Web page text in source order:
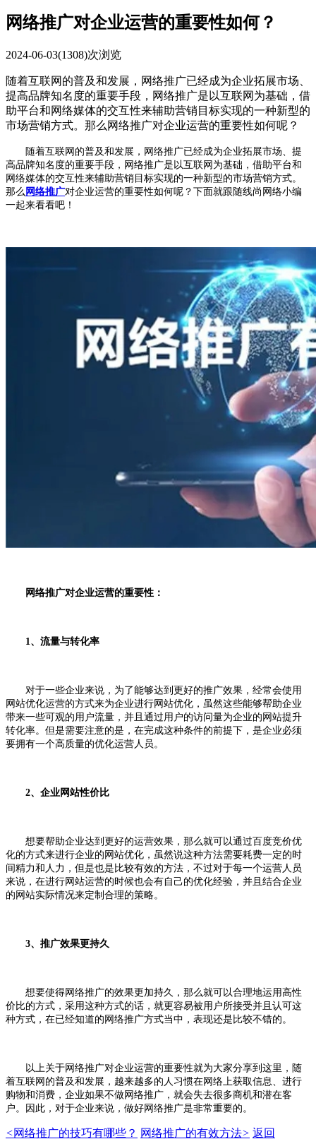
网络推广对企业运营的重要性如何？
2024-06-03(1308)次浏览
随着互联网的普及和发展，网络推广已经成为企业拓展市场、
提高品牌知名度的重要手段，网络推广是以互联网为基础，借
助平台和网络媒体的交互性来辅助营销目标实现的一种新型的
市场营销方式。那么网络推广对企业运营的重要性如何呢？
随着互联网的普及和发展，网络推广已经成为企业拓展市场、提
高品牌知名度的重要手段，网络推广是以互联网为基础，借助平台和
网络媒体的交互性来辅助营销目标实现的一种新型的市场营销方式。
那么 网络推广对企业运营的重要性如何呢？下面就跟随线尚网络小编
一起来看看吧！
网络推广对企业运营的重要性：
1、流量与转化率
对于一些企业来说，为了能够达到更好的推广效果，经常会使用
网站优化运营的方式来为企业进行网站优化，虽然这些能够帮助企业
带来一些可观的用户流量，并且通过用户的访问量为企业的网站提升
转化率。但是需要注意的是，在完成这种条件的前提下，是企业必须
要拥有一个高质量的优化运营人员。
2、企业网站性价比
想要帮助企业达到更好的运营效果，那么就可以通过百度竞价优
化的方式来进行企业的网站优化，虽然说这种方法需要耗费一定的时
间精力和人力，但是也是比较有效的方法，不过对于每一个运营人员
来说，在进行网站运营的时候也会有自己的优化经验，并且结合企业
的网站实际情况来定制合理的策略。
3、推广效果更持久
想要使得网络推广的效果更加持久，那么就可以合理地运用高性
价比的方式，采用这种方式的话，就更容易被用户所接受并且认可这
种方式，在已经知道的网络推广方式当中，表现还是比较不错的。
以上关于网络推广对企业运营的重要性就为大家分享到这里，随
着互联网的普及和发展，越来越多的人习惯在网络上获取信息、进行
购物和消费，企业如果不做网络推广，就会失去很多商机和潜在客
户。因此，对于企业来说，做好网络推广是非常重要的。
<网络推广的技巧有哪些？ 网络推广的有效方法> 返回